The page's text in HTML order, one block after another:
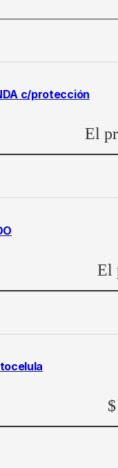
c/protección
El
El
$